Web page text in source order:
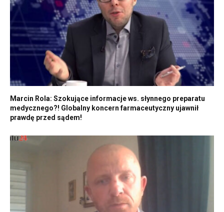
Marcin Rola: Szokujące informacje ws. słynnego preparatu
medycznego?! Globalny koncern farmaceutyczny ujawnił
prawdę przed sądem!